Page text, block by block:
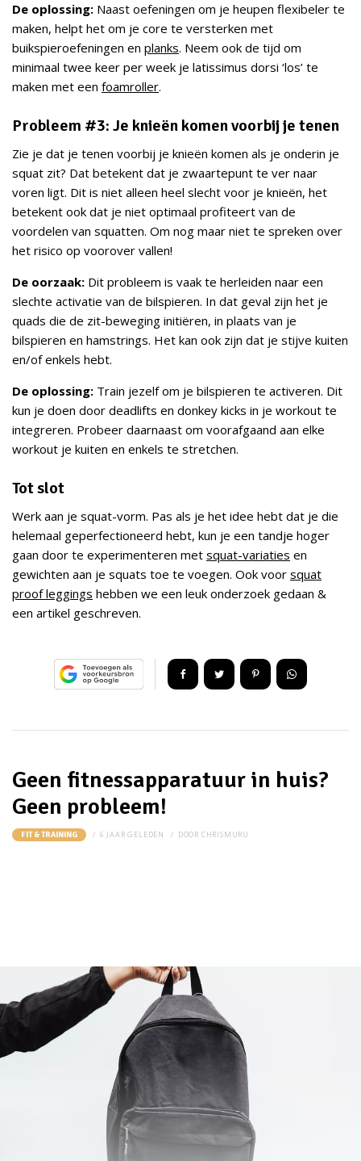
De oplossing: Naast oefeningen om je heupen flexibeler te
maken, helpt het om je core te versterken met
buikspieroefeningen en planks. Neem ook de tijd om
minimaal twee keer per week je latissimus dorsi ‘los’ te
maken met een foamroller.
Probleem #3: Je knieën komen voorbij je tenen
Zie je dat je tenen voorbij je knieën komen als je onderin je
squat zit? Dat betekent dat je zwaartepunt te ver naar
voren ligt. Dit is niet alleen heel slecht voor je knieën, het
betekent ook dat je niet optimaal profiteert van de
voordelen van squatten. Om nog maar niet te spreken over
het risico op voorover vallen!
De oorzaak: Dit probleem is vaak te herleiden naar een
slechte activatie van de bilspieren. In dat geval zijn het je
quads die de zit-beweging initiëren, in plaats van je
bilspieren en hamstrings. Het kan ook zijn dat je stijve kuiten
en/of enkels hebt.
De oplossing: Train jezelf om je bilspieren te activeren. Dit
kun je doen door deadlifts en donkey kicks in je workout te
integreren. Probeer daarnaast om voorafgaand aan elke
workout je kuiten en enkels te stretchen.
Tot slot
Werk aan je squat-vorm. Pas als je het idee hebt dat je die
helemaal geperfectioneerd hebt, kun je een tandje hoger
gaan door te experimenteren met squat-variaties en
gewichten aan je squats toe te voegen. Ook voor squat
proof leggings hebben we een leuk onderzoek gedaan &
een artikel geschreven.
Geen fitnessapparatuur in huis?
Geen probleem!
FIT & TRAINING 6 JAAR GELEDEN DOOR CHRISMURU